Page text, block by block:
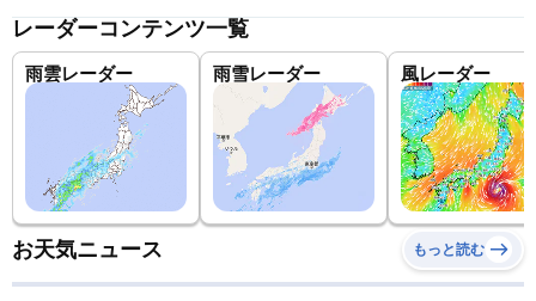
レーダーコンテンツ一覧
雨雲レーダー 雨雪レーダー 風レーダー
お天気ニュース もっと読む